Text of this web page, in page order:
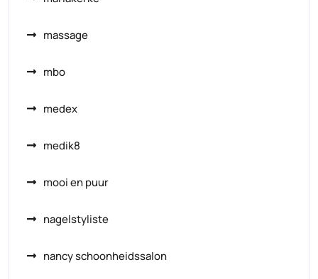
massage
mbo
medex
medik8
mooi en puur
nagelstyliste
nancy schoonheidssalon